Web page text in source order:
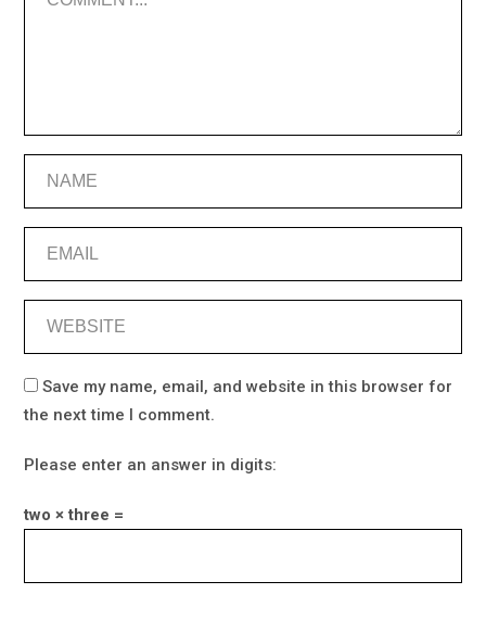
Save my name, email, and website in this browser for
the next time I comment.
Please enter an answer in digits:
two × three =